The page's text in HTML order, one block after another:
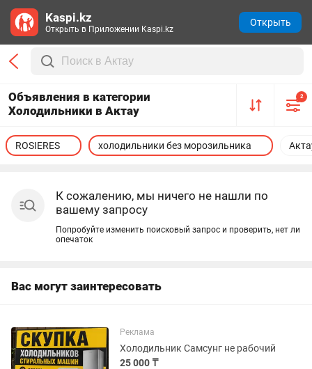
Объявления в категории
Холодильники в Актау
2
ROSIERES холодильники без морозильника
К сожалению, мы ничего не нашли по
вашему запросу
Попробуйте изменить поисковый запрос и проверить, нет ли
опечаток
Вас могут заинтересовать
Реклама
Холодильник Самсунг не рабочий
25 000 ₸
Kaspi.kz
Открыть в Приложении Kaspi.kz
Открыть